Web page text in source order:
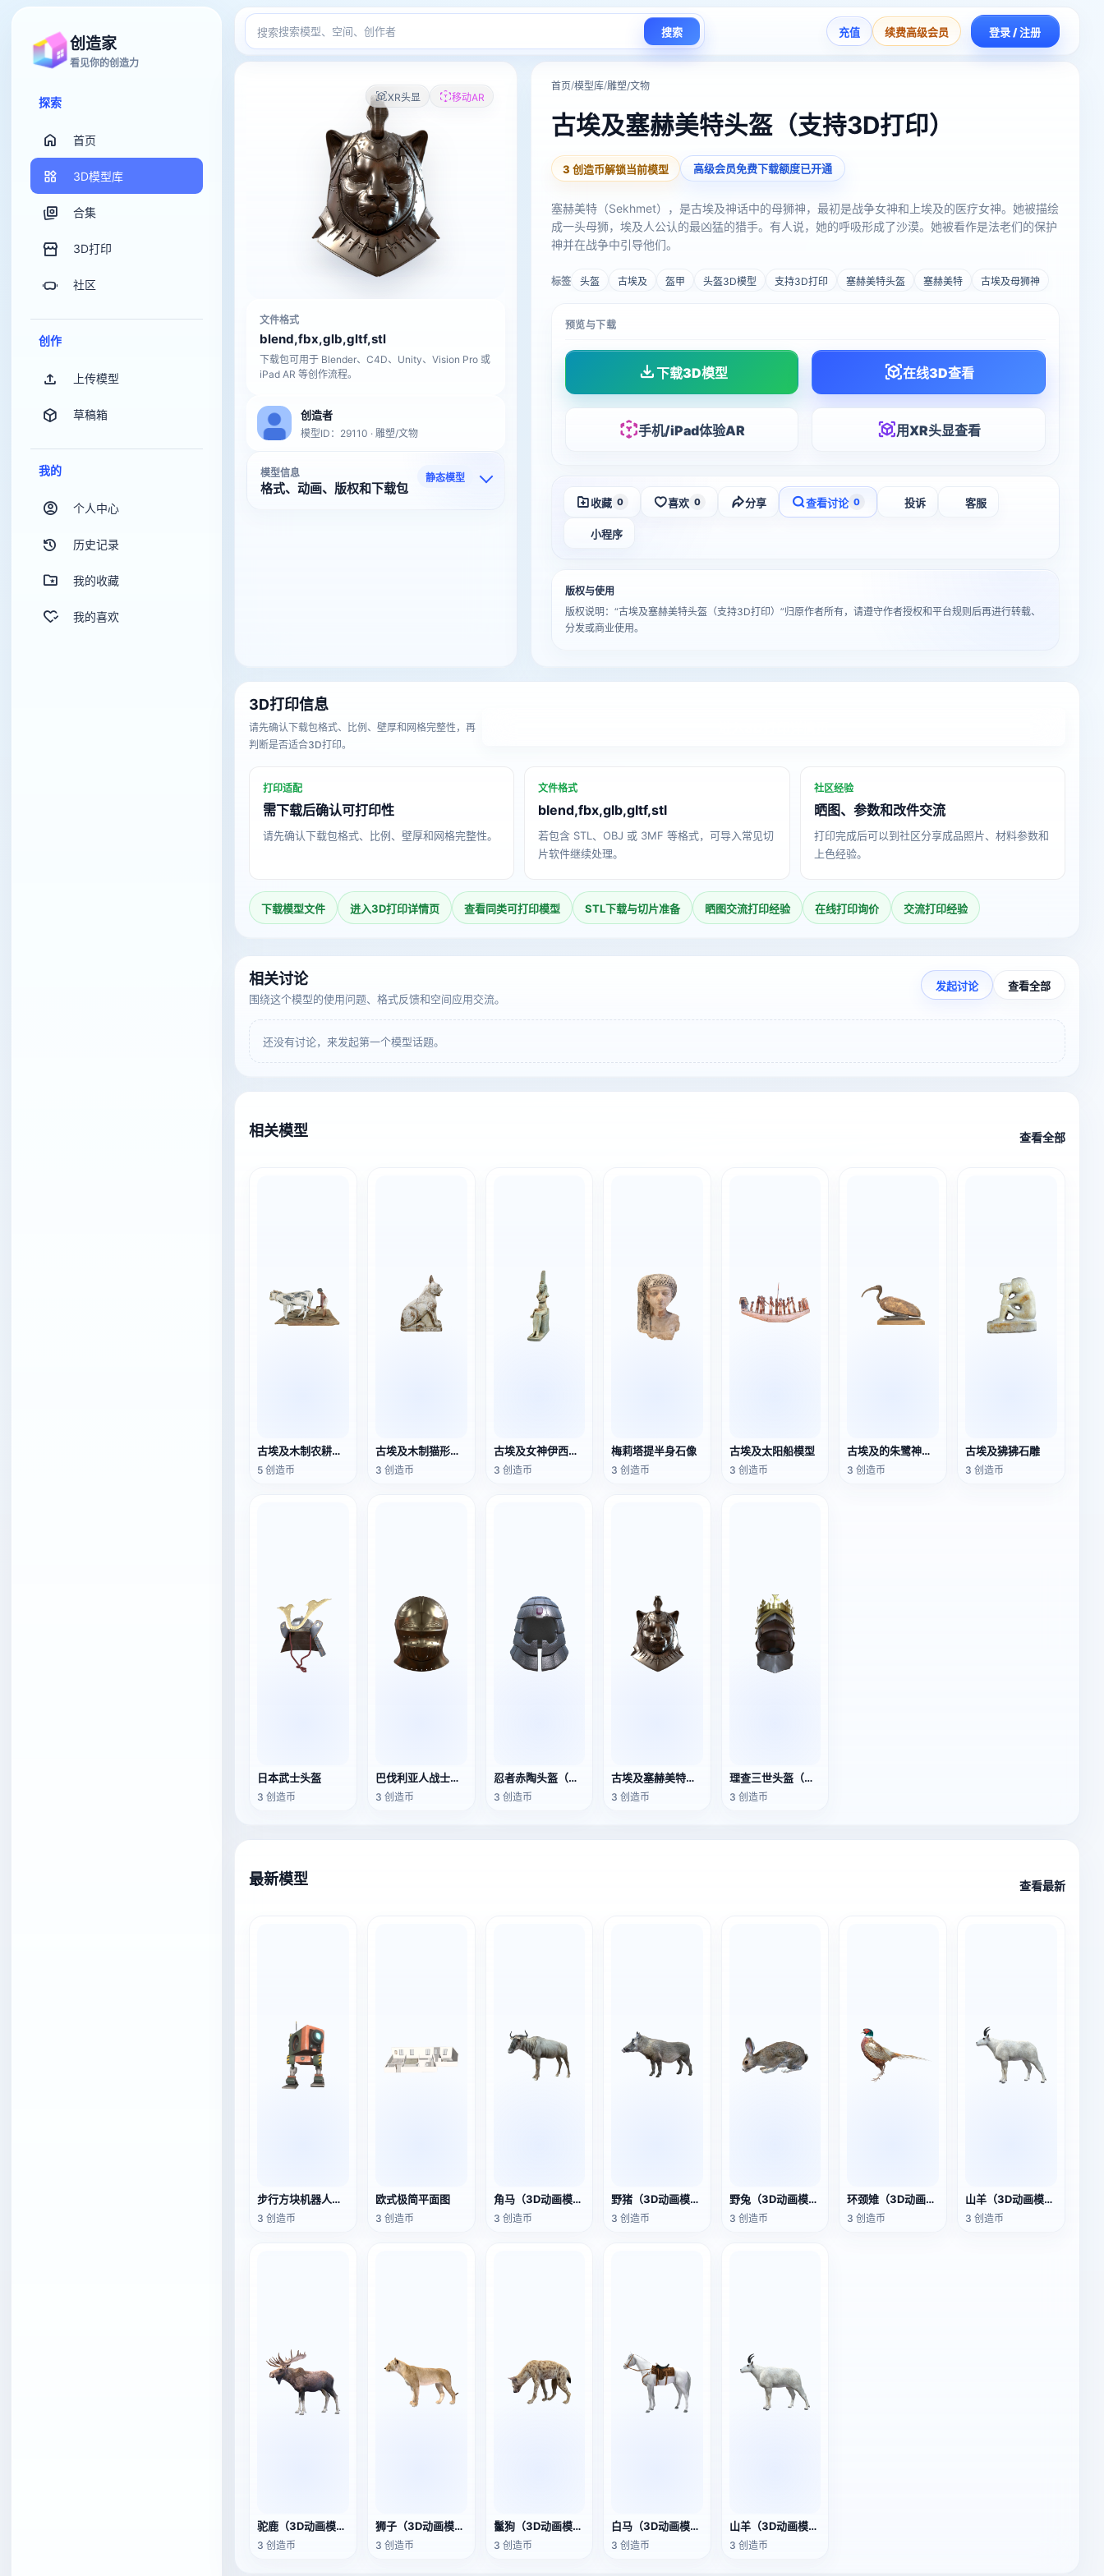
创造家
看见你的创造力
探索
首页
3D模型库
合集
3D打印
社区
创作
上传模型
草稿箱
我的
个人中心
历史记录
我的收藏
我的喜欢
搜索 搜索 充值 续费高级会员 登录 / 注册
XR头显 移动AR
文件格式
blend,fbx,glb,gltf,stl
下载包可用于 Blender、C4D、Unity、Vision Pro 或
iPad AR 等创作流程。
创造者
模型ID：29110 · 雕塑/文物
模型信息
格式、动画、版权和下载包
静态模型
首页/模型库/雕塑/文物
古埃及塞赫美特头盔（支持3D打印）
3 创造币解锁当前模型 高级会员免费下载额度已开通
塞赫美特（Sekhmet），是古埃及神话中的母狮神，最初是战争女神和上埃及的医疗女神。她被描绘
成一头母狮，埃及人公认的最凶猛的猎手。有人说，她的呼吸形成了沙漠。她被看作是法老们的保护
神并在战争中引导他们。
标签 头盔 古埃及 盔甲 头盔3D模型 支持3D打印 塞赫美特头盔 塞赫美特 古埃及母狮神
预览与下载
下载3D模型 在线3D查看
手机/iPad体验AR 用XR头显查看
收藏 0 喜欢 0 分享 查看讨论 0 投诉 客服
小程序
版权与使用
版权说明：“古埃及塞赫美特头盔（支持3D打印）”归原作者所有，请遵守作者授权和平台规则后再进行转载、
分发或商业使用。
3D打印信息
请先确认下载包格式、比例、壁厚和网格完整性，再
判断是否适合3D打印。
打印适配
需下载后确认可打印性
请先确认下载包格式、比例、壁厚和网格完整性。
文件格式
blend,fbx,glb,gltf,stl
若包含 STL、OBJ 或 3MF 等格式，可导入常见切
片软件继续处理。
社区经验
晒图、参数和改件交流
打印完成后可以到社区分享成品照片、材料参数和
上色经验。
下载模型文件 进入3D打印详情页 查看同类可打印模型 STL下载与切片准备 晒图交流打印经验 在线打印询价 交流打印经验
相关讨论
围绕这个模型的使用问题、格式反馈和空间应用交流。
发起讨论 查看全部
还没有讨论，来发起第一个模型话题。
相关模型 查看全部
古埃及木制农耕场景模型
5 创造币
古埃及木制猫形木乃伊盒
3 创造币
古埃及女神伊西斯哺乳荷鲁斯的雕像
3 创造币
梅莉塔提半身石像
3 创造币
古埃及太阳船模型
3 创造币
古埃及的朱鹭神像（木乃伊）
3 创造币
古埃及狒狒石雕
3 创造币
日本武士头盔
3 创造币
巴伐利亚人战士头盔（支持3D打印）
3 创造币
忍者赤陶头盔（支持3D打印）
3 创造币
古埃及塞赫美特头盔（支持3D打印）
3 创造币
理查三世头盔（支持3D打印）
3 创造币
最新模型 查看最新
步行方块机器人（3D动画模型）
3 创造币
欧式极简平面图
3 创造币
角马（3D动画模型）
3 创造币
野猪（3D动画模型）
3 创造币
野兔（3D动画模型）
3 创造币
环颈雉（3D动画模型）
3 创造币
山羊（3D动画模型）
3 创造币
驼鹿（3D动画模型）
3 创造币
狮子（3D动画模型）
3 创造币
鬣狗（3D动画模型）
3 创造币
白马（3D动画模型）
3 创造币
山羊（3D动画模型）
3 创造币